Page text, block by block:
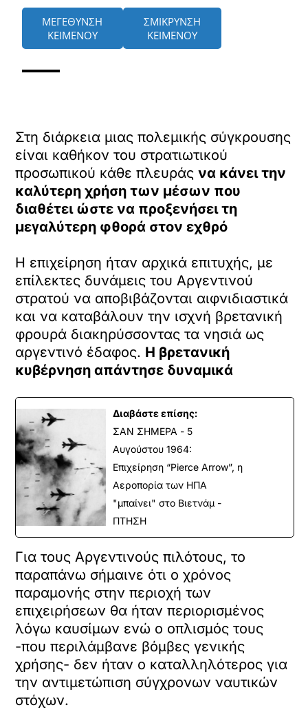
ΜΕΓΕΘΥΝΣΗ
ΚΕΙΜΕΝΟΥ
ΣΜΙΚΡΥΝΣΗ
ΚΕΙΜΕΝΟΥ
Στη διάρκεια μιας πολεμικής σύγκρουσης
είναι καθήκον του στρατιωτικού
προσωπικού κάθε πλευράςνα κάνει την
καλύτερη χρήση των μέσων που
διαθέτει ώστε να προξενήσει τη
μεγαλύτερη φθορά στον εχθρό
Η επιχείρηση ήταν αρχικά επιτυχής, με
επίλεκτες δυνάμεις του Αργεντινού
στρατού να αποβιβάζονται αιφνιδιαστικά
και να καταβάλουν την ισχνή βρετανική
φρουρά διακηρύσσοντας τα νησιά ως
αργεντινό έδαφος. Η βρετανική
κυβέρνηση απάντησε δυναμικά
Διαβάστε επίσης:
ΣΑΝ ΣΗΜΕΡΑ - 5
Αυγούστου 1964:
Επιχείρηση “Pierce Arrow”, η
Αεροπορία των ΗΠΑ
"μπαίνει" στο Βιετνάμ -
ΠΤΗΣΗ
Για τους Αργεντινούς πιλότους, το
παραπάνω σήμαινε ότι ο χρόνος
παραμονής στην περιοχή των
επιχειρήσεων θα ήταν περιορισμένος
λόγω καυσίμων ενώ ο οπλισμός τους
-που περιλάμβανε βόμβες γενικής
χρήσης- δεν ήταν ο καταλληλότερος για
την αντιμετώπιση σύγχρονων ναυτικών
στόχων.